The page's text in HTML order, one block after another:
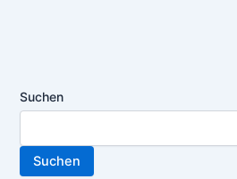
Suchen
Suchen